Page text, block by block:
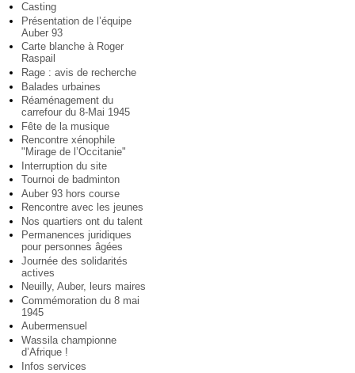
Casting
Présentation de l’équipe
Auber 93
Carte blanche à Roger
Raspail
Rage : avis de recherche
Balades urbaines
Réaménagement du
carrefour du 8-Mai 1945
Fête de la musique
Rencontre xénophile
"Mirage de l’Occitanie"
Interruption du site
Tournoi de badminton
Auber 93 hors course
Rencontre avec les jeunes
Nos quartiers ont du talent
Permanences juridiques
pour personnes âgées
Journée des solidarités
actives
Neuilly, Auber, leurs maires
Commémoration du 8 mai
1945
Aubermensuel
Wassila championne
d’Afrique !
Infos services